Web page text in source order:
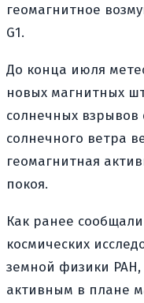
геомагнитное
G1.
До конца июля
новых магнитных
солнечных взрывов
солнечного ветра
геомагнитная
покоя.
Как ранее
космических
земной физики
активным в плане